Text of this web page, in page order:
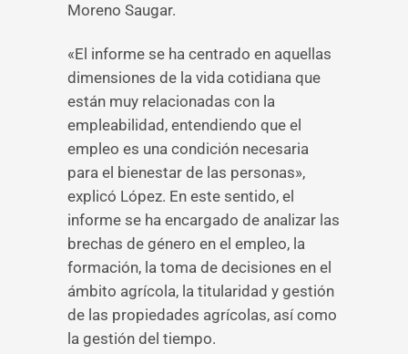
Moreno Saugar.
«El informe se ha centrado en aquellas
dimensiones de la vida cotidiana que
están muy relacionadas con la
empleabilidad, entendiendo que el
empleo es una condición necesaria
para el bienestar de las personas»,
explicó López. En este sentido, el
informe se ha encargado de analizar las
brechas de género en el empleo, la
formación, la toma de decisiones en el
ámbito agrícola, la titularidad y gestión
de las propiedades agrícolas, así como
la gestión del tiempo.